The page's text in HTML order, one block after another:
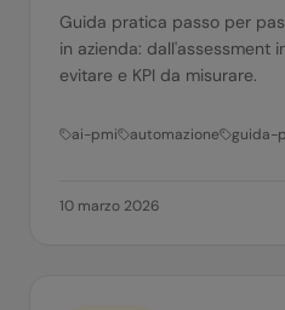
Guida pratica passo per
in azienda: dall'assessment
evitare e KPI da misurare.
ai-pmi automazione guida-
10 marzo 2026